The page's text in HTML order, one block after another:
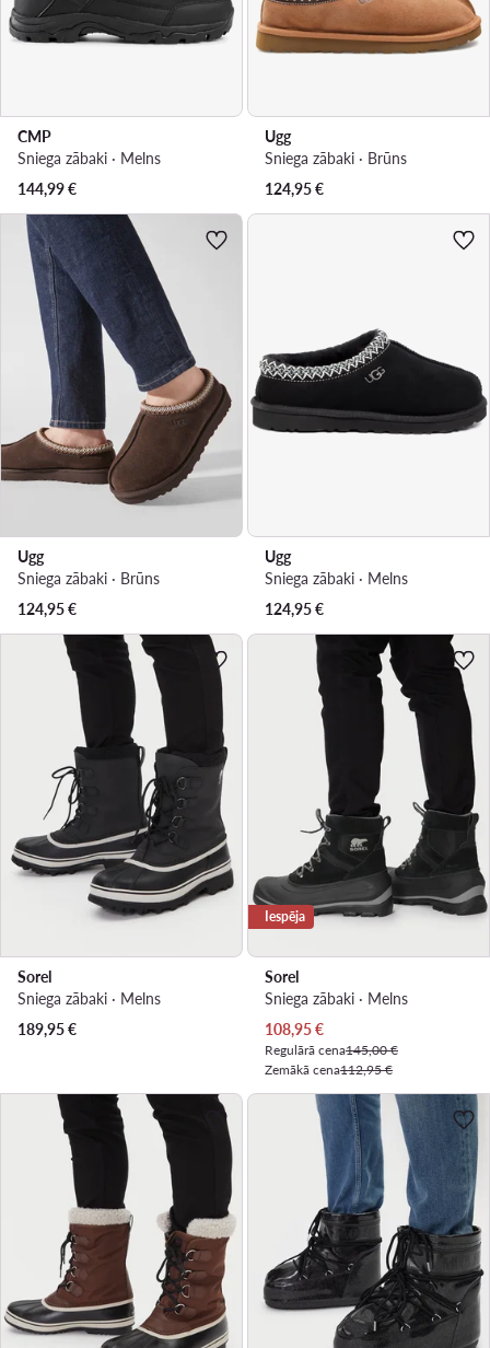
CMP
Sniega zābaki · Melns
144,99€
Ugg
Sniega zābaki · Brūns
124,95€
Ugg
Sniega zābaki · Brūns
124,95€
Ugg
Sniega zābaki · Melns
124,95€
Sorel
Sniega zābaki · Melns
189,95€
Iespēja
Sorel
Sniega zābaki · Melns
Pašreizējā cena
108,95€
Regulārā cena145,00 €
Zemākā cena112,95 €